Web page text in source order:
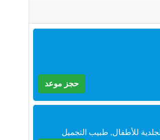
حجز موعد
للأطفال, طبيب التجميل